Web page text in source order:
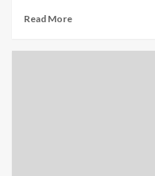
Read More